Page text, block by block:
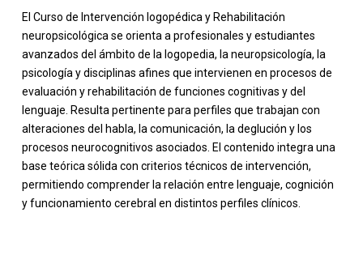
El Curso de Intervención logopédica y Rehabilitación
neuropsicológica se orienta a profesionales y estudiantes
avanzados del ámbito de la logopedia, la neuropsicología, la
psicología y disciplinas afines que intervienen en procesos de
evaluación y rehabilitación de funciones cognitivas y del
lenguaje. Resulta pertinente para perfiles que trabajan con
alteraciones del habla, la comunicación, la deglución y los
procesos neurocognitivos asociados. El contenido integra una
base teórica sólida con criterios técnicos de intervención,
permitiendo comprender la relación entre lenguaje, cognición
y funcionamiento cerebral en distintos perfiles clínicos.
-